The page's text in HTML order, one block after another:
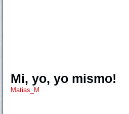
Mi, yo, yo mismo!
Matias_M